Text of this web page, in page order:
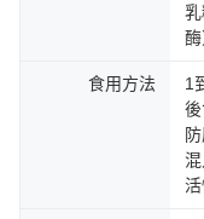
食用方法
1
活